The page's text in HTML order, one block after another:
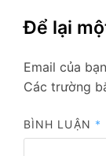
viết
Để lại
Email của
Các trường
BÌNH LUẬN *